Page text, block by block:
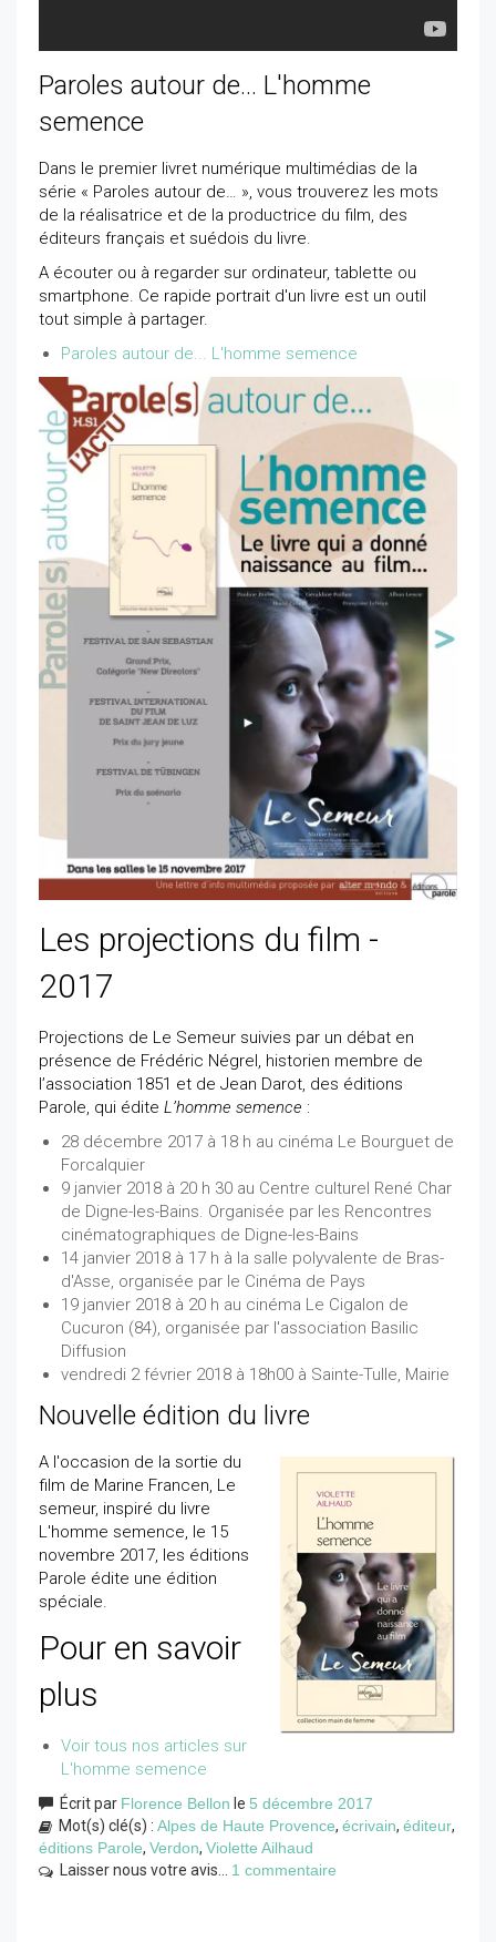
Paroles autour de... L'homme
semence
Dans le premier livret numérique multimédias de la
série « Paroles autour de… », vous trouverez les mots
de la réalisatrice et de la productrice du film, des
éditeurs français et suédois du livre.
A écouter ou à regarder sur ordinateur, tablette ou
smartphone. Ce rapide portrait d'un livre est un outil
tout simple à partager.
Paroles autour de... L'homme semence
Les projections du film -
2017
Projections de Le Semeur suivies par un débat en
présence de Frédéric Négrel, historien membre de
l’association 1851 et de Jean Darot, des éditions
Parole, qui édite L’homme semence :
28 décembre 2017 à 18 h au cinéma Le Bourguet de
Forcalquier
9 janvier 2018 à 20 h 30 au Centre culturel René Char
de Digne-les-Bains. Organisée par les Rencontres
cinématographiques de Digne-les-Bains
14 janvier 2018 à 17 h à la salle polyvalente de Bras-
d'Asse, organisée par le Cinéma de Pays
19 janvier 2018 à 20 h au cinéma Le Cigalon de
Cucuron (84), organisée par l'association Basilic
Diffusion
vendredi 2 février 2018 à 18h00 à Sainte-Tulle, Mairie
Nouvelle édition du livre
A l'occasion de la sortie du
film de Marine Francen, Le
semeur, inspiré du livre
L'homme semence, le 15
novembre 2017, les éditions
Parole édite une édition
spéciale.
Pour en savoir
plus
Voir tous nos articles sur
L'homme semence
Écrit par Florence Bellon le 5 décembre 2017
Mot(s) clé(s) : Alpes de Haute Provence, écrivain, éditeur,
éditions Parole, Verdon, Violette Ailhaud
Laisser nous votre avis... 1 commentaire